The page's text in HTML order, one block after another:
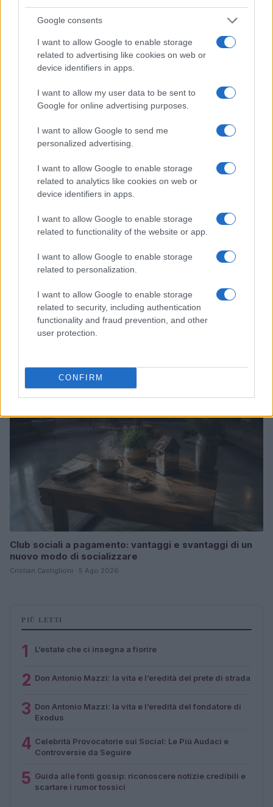
Google consents
I want to allow Google to enable storage
related to advertising like cookies on web or
device identifiers in apps.
I want to allow my user data to be sent to
Google for online advertising purposes.
I want to allow Google to send me
personalized advertising.
I want to allow Google to enable storage
related to analytics like cookies on web or
device identifiers in apps.
I want to allow Google to enable storage
related to functionality of the website or app.
I want to allow Google to enable storage
related to personalization.
I want to allow Google to enable storage
related to security, including authentication
functionality and fraud prevention, and other
user protection.
CONFIRM
Coldcard: l’attacco informatico che ha rubato 1600
bitcoin
La sfida di ResQ per riprendere le operazioni di
soccorso dopo il ciclone Harry
PEOPLE NEWS
Club sociali a pagamento: vantaggi e svantaggi di un
nuovo modo di socializzare
Cristian Castiglioni · 5 Ago 2026
PIÙ LETTI
1 L’estate che ci insegna a fiorire
2 Don Antonio Mazzi: la vita e l’eredità del prete di strada
3 Don Antonio Mazzi: la vita e l’eredità del fondatore di
Exodus
4 Celebrità Provocatorie sui Social: Le Più Audaci e
Controversie da Seguire
5 Guida alle fonti gossip: riconoscere notizie credibili e
scartare i rumor tossici